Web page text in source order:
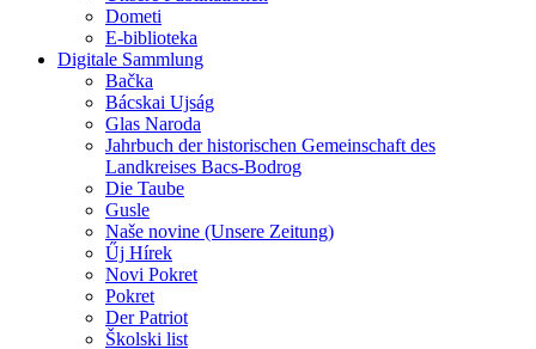
Dometi
E-biblioteka
Digitale Sammlung
Bačka
Bácskai Ujság
Glas Naroda
Jahrbuch der historischen Gemeinschaft des
Landkreises Bacs-Bodrog
Die Taube
Gusle
Naše novine (Unsere Zeitung)
Űj Hírek
Novi Pokret
Pokret
Der Patriot
Školski list